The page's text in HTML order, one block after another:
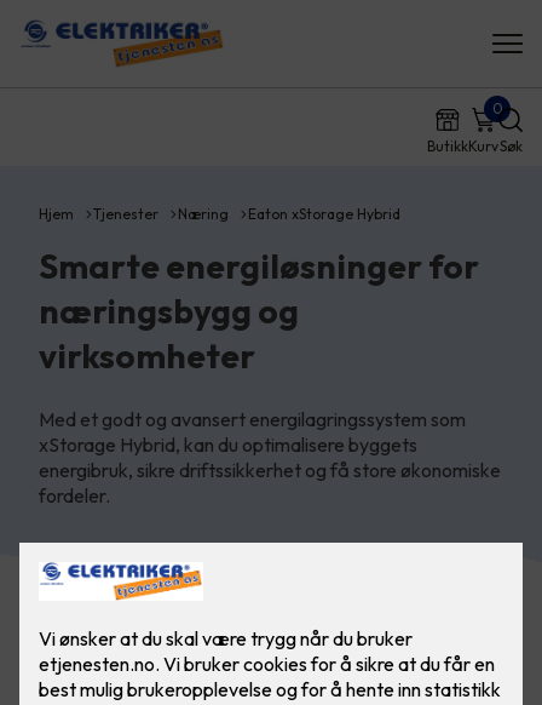
ButikkKurv
0
Søk
Hjem Tjenester Næring Eaton xStorage Hybrid
Smarte energiløsninger for
næringsbygg og
virksomheter
Med et godt og avansert energilagringssystem som
xStorage Hybrid, kan du optimalisere byggets
energibruk, sikre driftssikkerhet og få store økonomiske
fordeler.
energikostnader en betydelig del av budsjettet. Samtidig
øker krav til bærekraft og energistyring i både offentlige og
private bygg.